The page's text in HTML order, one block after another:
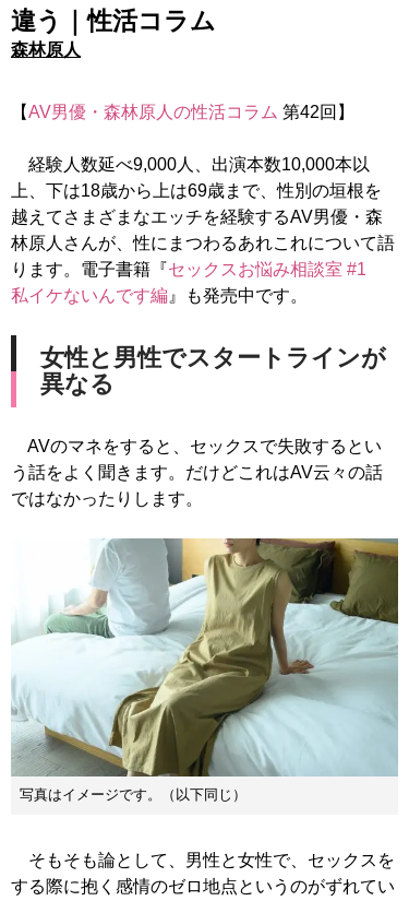
違う｜性活コラム
森林原人
【AV男優・森林原人の性活コラム 第42回】
経験人数延べ9,000人、出演本数10,000本以
上、下は18歳から上は69歳まで、性別の垣根を
越えてさまざまなエッチを経験するAV男優・森
林原人さんが、性にまつわるあれこれについて語
ります。電子書籍『セックスお悩み相談室 #1
私イケないんです編 』も発売中です。
女性と男性でスタートラインが
異なる
AVのマネをすると、セックスで失敗するとい
う話をよく聞きます。だけどこれはAV云々の話
ではなかったりします。
写真はイメージです。（以下同じ）
そもそも論として、男性と女性で、セックスを
する際に抱く感情のゼロ地点というのがずれてい